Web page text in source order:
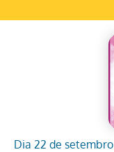
Dia 22 de